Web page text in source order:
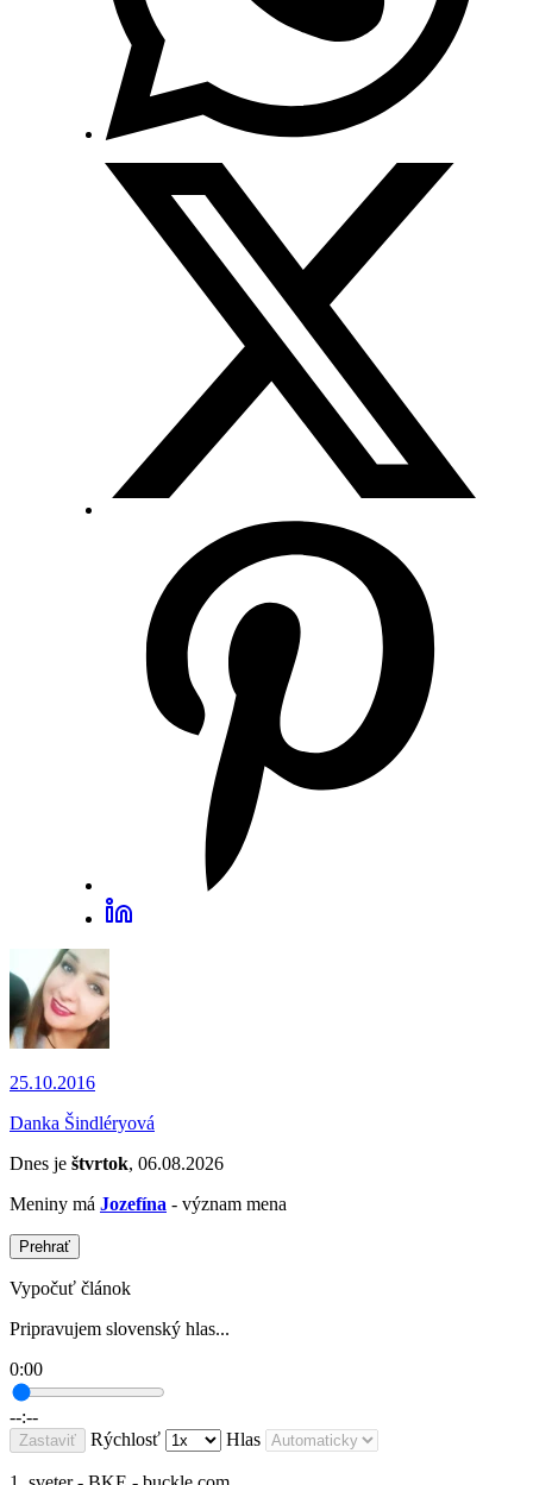
25.10.2016
Danka Šindléryová
Dnes je štvrtok, 06.08.2026
Meniny má Jozefína - význam mena
Prehrať
Vypočuť článok
Pripravujem slovenský hlas...
0:00
--:--
Zastaviť Rýchlosť Hlas